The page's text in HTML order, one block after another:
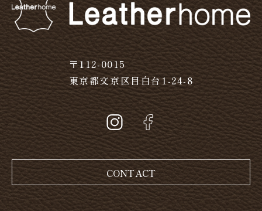
〒112-0015
東京都文京区目白台1-24-8
CONTACT